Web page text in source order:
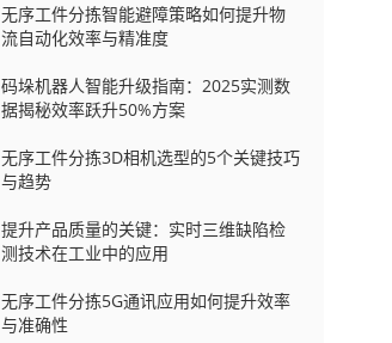
无序工件分拣智能避障策略如何提升物
流自动化效率与精准度
码垛机器人智能升级指南：2025实测数
据揭秘效率跃升50%方案
无序工件分拣3D相机选型的5个关键技巧
与趋势
提升产品质量的关键：实时三维缺陷检
测技术在工业中的应用
无序工件分拣5G通讯应用如何提升效率
与准确性